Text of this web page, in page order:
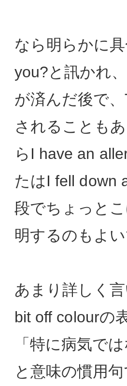
なら明らかに
you?と訊かれ
が済んだ後で
されることも
らI have an
たはI fell down
段でちょっと
明するのもよい
あまり詳しく
bit off colourの
「特に病気で
と意味の慣用